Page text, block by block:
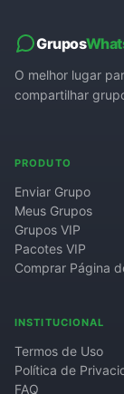
Grupos
O melhor lugar
compartilhar
PRODUTO
Enviar Grupo
Meus Grupos
Grupos VIP
Pacotes VIP
Comprar Página
INSTITUCIONAL
Termos de Uso
Política de
FAQ